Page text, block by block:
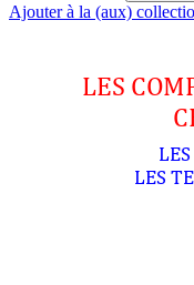
Ajouter à la (aux)